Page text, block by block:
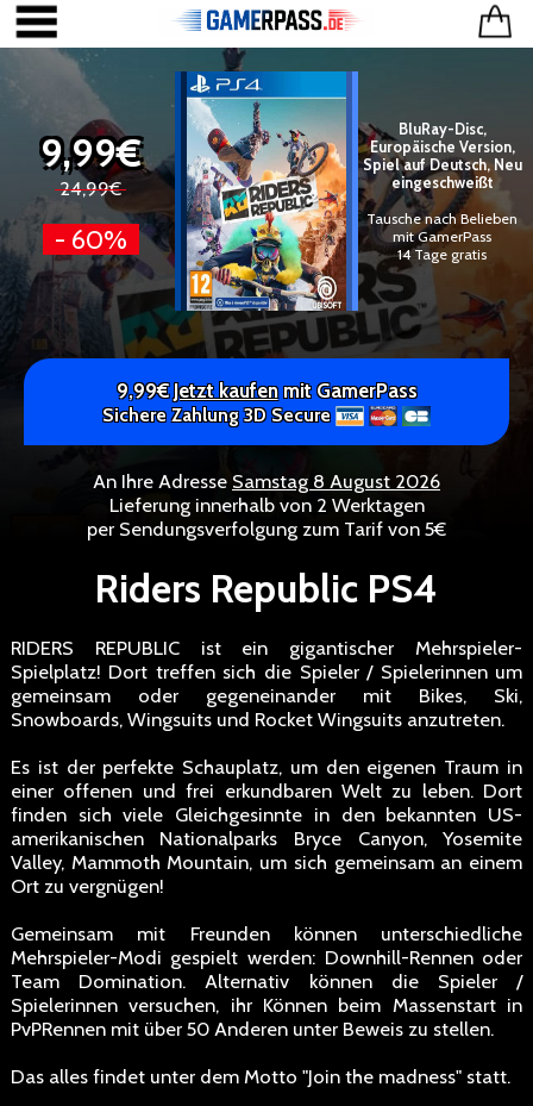
9,99€
24,99€
- 60%
BluRay-Disc,
Europäische Version,
Spiel auf Deutsch, Neu
eingeschweißt
Tausche nach Belieben
mit GamerPass
14 Tage gratis
9,99€Jetzt kaufenmit GamerPass
Sichere Zahlung 3D Secure
An Ihre Adresse Samstag 8 August 2026
Lieferung innerhalb von 2 Werktagen
per Sendungsverfolgung zum Tarif von 5€
Riders Republic PS4
RIDERS REPUBLIC ist ein gigantischer Mehrspieler-
Spielplatz! Dort treffen sich die Spieler / Spielerinnen um
gemeinsam oder gegeneinander mit Bikes, Ski,
Snowboards, Wingsuits und Rocket Wingsuits anzutreten.
Es ist der perfekte Schauplatz, um den eigenen Traum in
einer offenen und frei erkundbaren Welt zu leben. Dort
finden sich viele Gleichgesinnte in den bekannten US-
amerikanischen Nationalparks Bryce Canyon, Yosemite
Valley, Mammoth Mountain, um sich gemeinsam an einem
Ort zu vergnügen!
Gemeinsam mit Freunden können unterschiedliche
Mehrspieler-Modi gespielt werden: Downhill-Rennen oder
Team Domination. Alternativ können die Spieler /
Spielerinnen versuchen, ihr Können beim Massenstart in
PvPRennen mit über 50 Anderen unter Beweis zu stellen.
Das alles findet unter dem Motto "Join the madness" statt.